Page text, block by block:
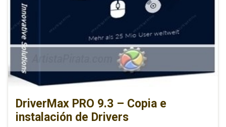
DriverMax PRO 9.3 – Copia e
instalación de Drivers